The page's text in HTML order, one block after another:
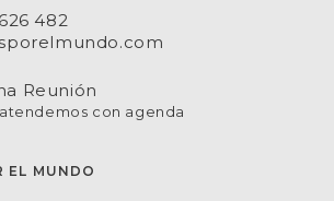
482
Reunión
con agenda
EL MUNDO